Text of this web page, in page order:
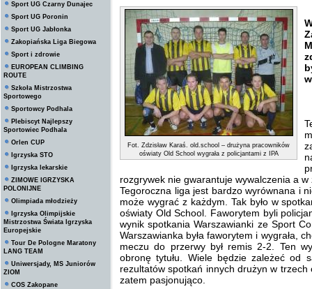
Sport UG Czarny Dunajec
Sport UG Poronin
Sport UG Jabłonka
Zakopiańska Liga Biegowa
Sport i zdrowie
EUROPEAN CLIMBING
ROUTE
Szkoła Mistrzostwa
Sportowego
Sportowcy Podhala
Plebiscyt Najlepszy
Sportowiec Podhala
Orlen CUP
Igrzyska STO
Igrzyska lekarskie
ZIMOWE IGRZYSKA
POLONIJNE
Olimpiada młodzieży
Igrzyska Olimpijskie
Mistrzostwa Świata Igrzyska
Europejskie
Tour De Pologne Maratony
LANG TEAM
Uniwersjady, MS Juniorów
ZIOM
COS Zakopane
Fot. Zdzisław Karaś. old.school – drużyna pracowników
oświaty Old School wygrała z policjantami z IPA
rozgrywek nie gwarantuje wywalczenia a w
Tegoroczna liga jest bardzo wyrównana i
może wygrać z każdym. Tak było w
oświaty Old School. Faworytem byli
wynik spotkania Warszawianki ze Sport
Warszawianka była faworytem i wygrała,
meczu do przerwy był remis 2-2. Ten
obronę tytułu. Wiele będzie zależeć od
rezultatów spotkań innych drużyn w
zatem pasjonująco.